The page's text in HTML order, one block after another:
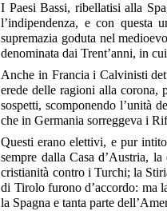
I Paesi Bassi, ribellatisi alla
l’indipendenza, e con questa
supremazia goduta nel
denominata dai Trent’anni, in
Anche in Francia i Calvinisti
erede delle ragioni alla
sospetti, scomponendo l’unità
che in Germania sorreggeva i
Questi erano elettivi, e pur
sempre dalla Casa d’Austria,
cristianità contro i Turchi; la
di Tirolo furono d’accordo: ma
la Spagna e tanta parte